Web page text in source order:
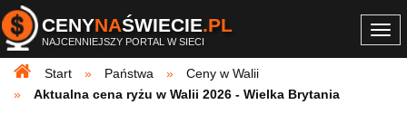
CENYNAŚWIECIE.PL
NAJCENNIEJSZY PORTAL W SIECI
Start
Państwa
Ceny w Walii
Aktualna cena ryżu w Walii 2026 - Wielka Brytania